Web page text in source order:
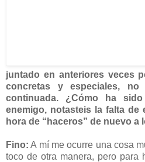
juntado en anteriores veces
concretas y especiales,
continuada. ¿Cómo ha
enemigo, notasteis la falta de
hora de “haceros” de nuevo a
Fino: A mí me ocurre una cosa
toco de otra manera, pero para